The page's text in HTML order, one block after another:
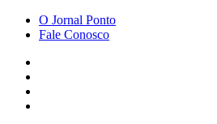
O Jornal Ponto
Fale Conosco